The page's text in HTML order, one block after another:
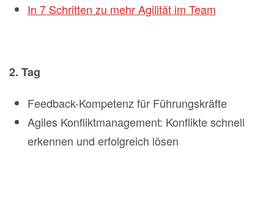
In 7 Schritten zu mehr Agilität im Team
2. Tag
Feedback-Kompetenz für Führungskräfte
Agiles Konfliktmanagement: Konflikte schnell
erkennen und erfolgreich lösen